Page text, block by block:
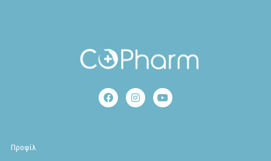
F
a
I
n
Y
o
Προφίλ